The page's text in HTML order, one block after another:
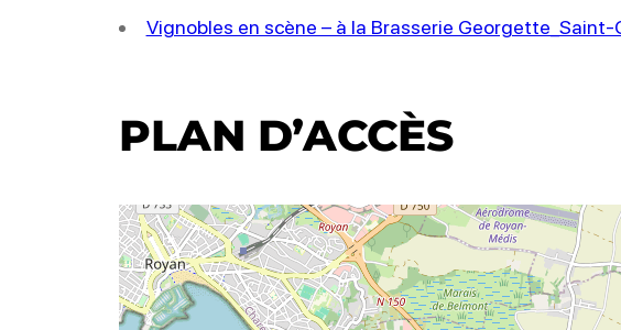
Vignobles en scène – à la Brasserie
PLAN D’ACCÈS